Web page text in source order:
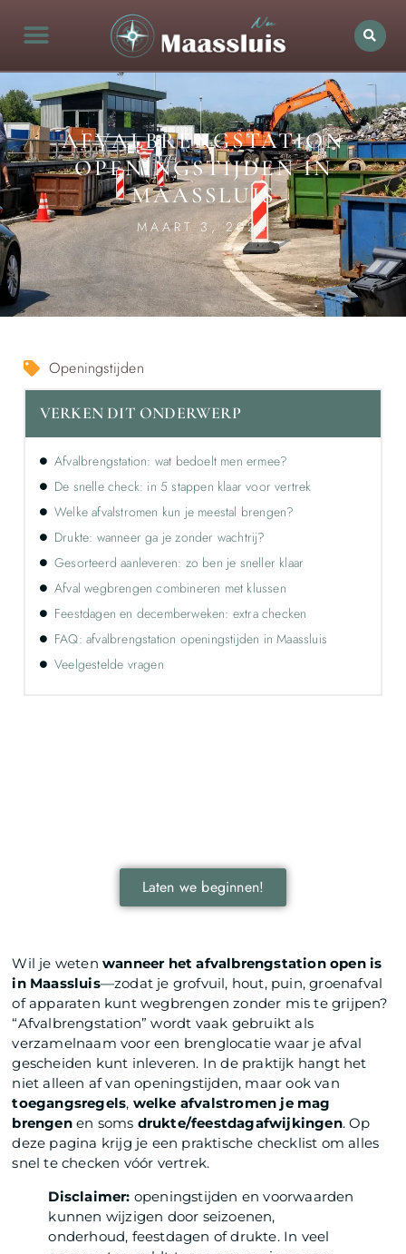
AFVALBRENGSTATION
OPENINGSTIJDEN IN
MAASSLUIS
MAART 3, 2026
Wil je wetenwanneer het afvalbrengstation open is
in Maassluis—zodat je grofvuil, hout, puin, groenafval
of apparaten kunt wegbrengen zonder mis te grijpen?
“Afvalbrengstation” wordt vaak gebruikt als
verzamelnaam voor een brenglocatie waar je afval
gescheiden kunt inleveren. In de praktijk hangt het
niet alleen af van openingstijden, maar ook van
toegangsregels, welke afvalstromen je mag
brengenen soms drukte/feestdagafwijkingen. Op
deze pagina krijg je een praktische checklist om alles
snel te checken vóór vertrek.
Disclaimer: openingstijden en voorwaarden
kunnen wijzigen door seizoenen,
onderhoud, feestdagen of drukte. In veel
Openingstijden
VERKEN DIT ONDERWERP
Afvalbrengstation: wat bedoelt men ermee?
De snelle check: in 5 stappen klaar voor vertrek
Welke afvalstromen kun je meestal brengen?
Drukte: wanneer ga je zonder wachtrij?
Gesorteerd aanleveren: zo ben je sneller klaar
Afval wegbrengen combineren met klussen
Feestdagen en decemberweken: extra checken
FAQ: afvalbrengstation openingstijden in Maassluis
Veelgestelde vragen
Laten we beginnen!